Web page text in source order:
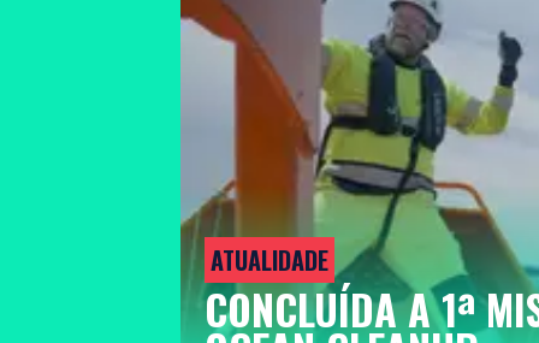
ATUALIDADE
CONCLUÍDA A 1ª